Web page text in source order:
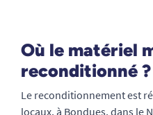
Où le matériel
reconditionné ?
Le reconditionnement est
locaux, à Bondues, dans le